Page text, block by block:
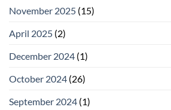
November 2025 (15)
April 2025 (2)
December 2024 (1)
October 2024 (26)
September 2024 (1)